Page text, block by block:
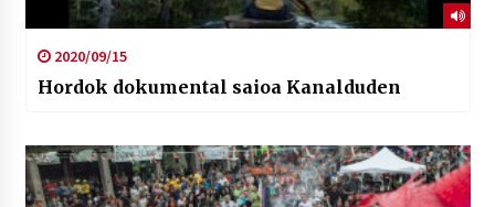
2020/09/15
Hordok dokumental saioa Kanalduden